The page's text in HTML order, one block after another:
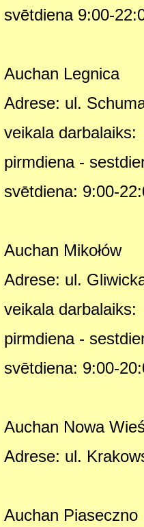
svētdiena 9:00-
Auchan Legnica
Adrese: ul.
veikala darbalaiks:
pirmdiena -
svētdiena: 9:00-
Auchan Mikołów
Adrese: ul.
veikala darbalaiks:
pirmdiena -
svētdiena: 9:00-
Auchan Nowa
Adrese: ul.
Auchan Piaseczno